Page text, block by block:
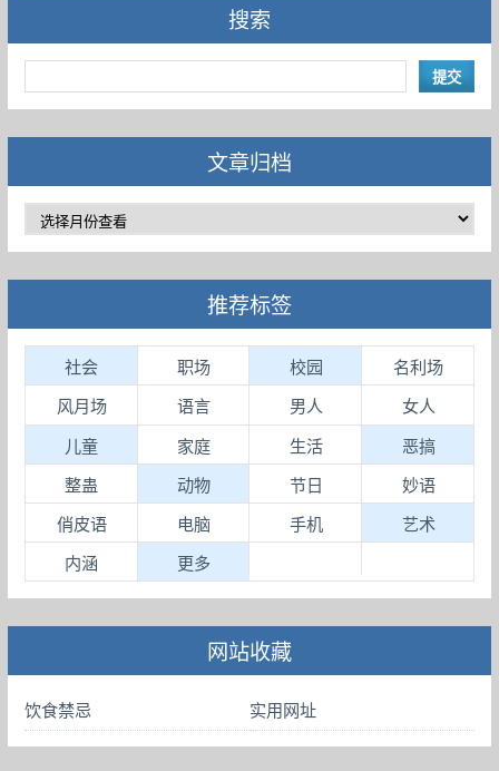
搜索
文章归档
推荐标签
社会 职场 校园 名利场
风月场 语言 男人 女人
儿童 家庭 生活 恶搞
整蛊 动物 节日 妙语
俏皮语 电脑 手机 艺术
内涵 更多
网站收藏
饮食禁忌 实用网址